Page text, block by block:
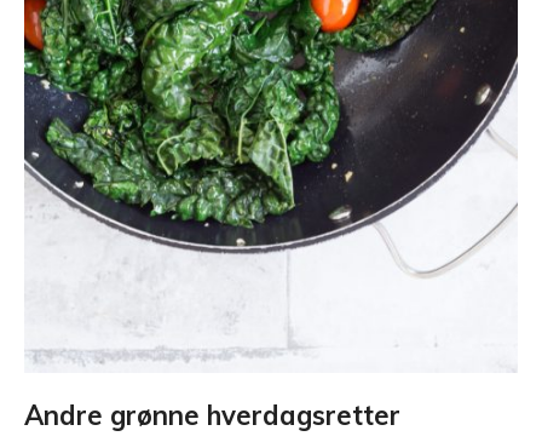
Andre grønne hverdagsretter